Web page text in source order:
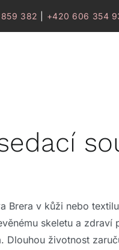
382 +420 606 354
Brera v kůži nebo
skeletu a zdraví
Dlouhou životnost